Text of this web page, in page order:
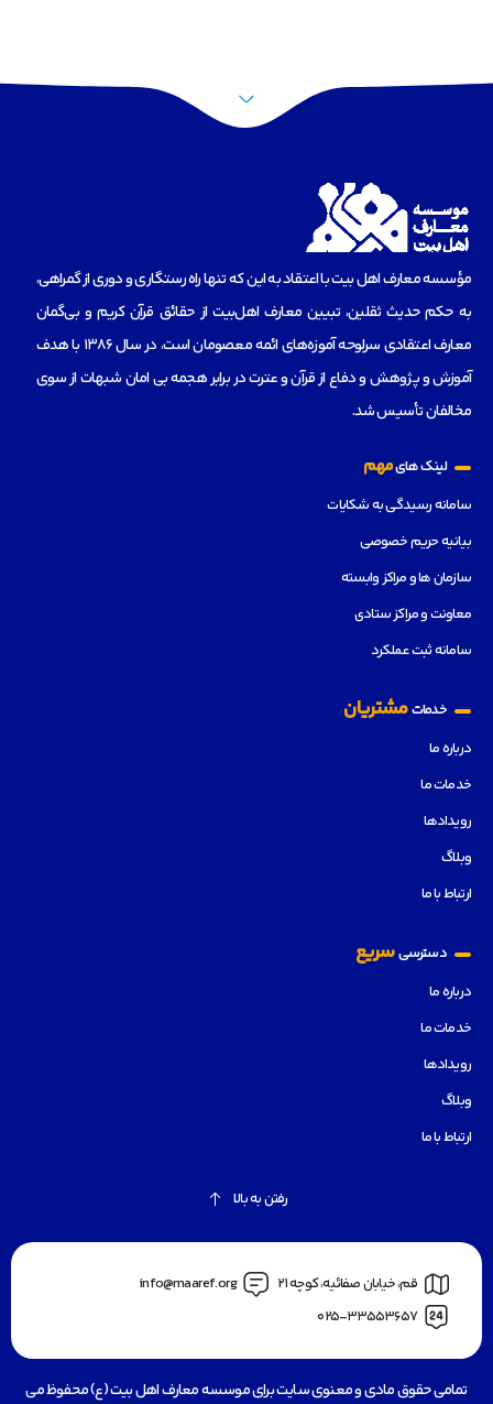
مؤسسه‌ معارف اهل بیت با اعتقاد به این که تنها راه رستگاری و دوری از گمراهی،
به حکم حدیث ثقلین، تبیین معارف اهل‌بیت از حقائق قرآن کریم و بی‌گمان
معارف اعتقادی سرلوحه آموزه‌های ائمه معصومان است، در سال 1386 با هدف
آموزش و پژوهش و دفاع از قرآن و عترت در برابر هجمه بی امان شبهات از سوی
مخالفان تأسیس شد.
لینک هایمهم
سامانه رسیدگی به شکایات
بیانیه حریم خصوصی
سازمان ها و مراکز وابسته
معاونت و مراکز ستادی
سامانه ثبت عملکرد
خدماتمشتریان
درباره ما
خدمات ما
رویدادها
وبلاگ
ارتباط با ما
دسترسیسریع
درباره ما
خدمات ما
رویدادها
وبلاگ
ارتباط با ما
رفتن به بالا
قم، خیابان صفائیه، کوچه 21
info@maaref.org
025-33553657
تمامی حقوق مادی و معنوی سایت برای موسسه معارف اهل بیت (ع) محفوظ می